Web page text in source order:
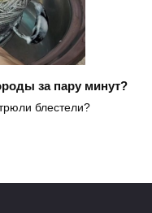
за пару минут?
блестели?